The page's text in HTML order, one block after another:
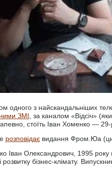
одного з найскандальніших
ЗМІ , за каналом «Відсіч»
стоїть Іван Хоменко — 29-
розповідає видання Фром.Юа
Іван Олександрович, 1995
бізнес-клімату.